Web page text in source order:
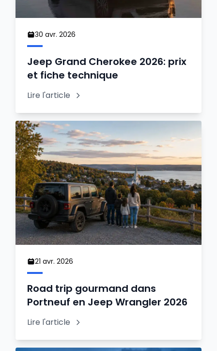
30 avr. 2026
Jeep Grand Cherokee 2026: prix
et fiche technique
Lire l'article
21 avr. 2026
Road trip gourmand dans
Portneuf en Jeep Wrangler 2026
Lire l'article